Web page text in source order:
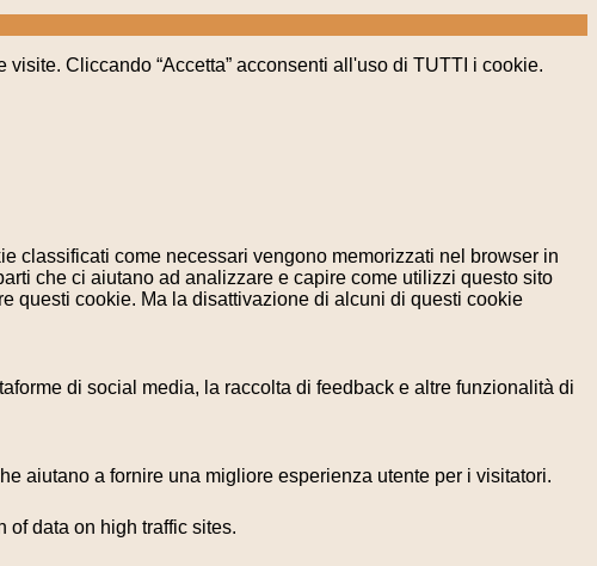
Cliccando “Accetta” acconsenti all'uso di TUTTI i cookie.
classificati come necessari vengono memorizzati nel browser in
che ci aiutano ad analizzare e capire come utilizzi questo sito
questi cookie. Ma la disattivazione di alcuni di questi cookie
di social media, la raccolta di feedback e altre funzionalità di
aiutano a fornire una migliore esperienza utente per i visitatori.
of data on high traffic sites.